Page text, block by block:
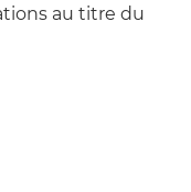
au titre du